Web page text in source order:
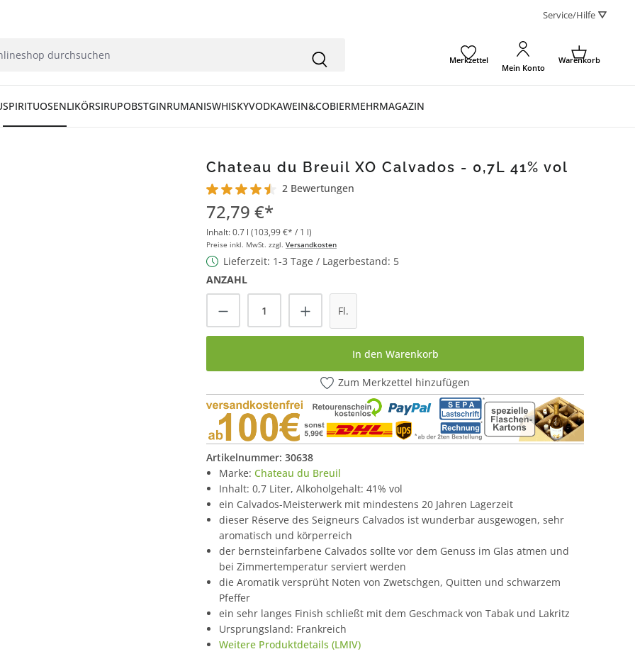
Service/Hilfe ⛛
Merkzettel
Mein Konto
Warenkorb
SPIRITUOSENLIKÖRSIRUPOBSTGINRUMANISWHISKYVODKAWEIN&COBIERMEHRMAGAZIN
Chateau du Breuil XO Calvados - 0,7L 41% vol
Durchschnittliche Bewertung von 4.5 von 5 Sternen
2 Bewertungen
72,79 €*
Inhalt:0.7 l (103,99 €* / 1 l)
Preise inkl. MwSt. zzgl. Versandkosten
Lieferzeit: 1-3 Tage / Lagerbestand: 5
ANZAHL
Produkt Anzahl: Gib den gewünschten Wert ein
Fl.
In den Warenkorb
Zum Merkzettel hinzufügen
Artikelnummer: 30638
Marke: Chateau du Breuil
Inhalt: 0,7 Liter, Alkoholgehalt: 41% vol
ein Calvados-Meisterwerk mit mindestens 20 Jahren Lagerzeit
dieser Réserve des Seigneurs Calvados ist wunderbar ausgewogen, sehr
aromatisch und körperreich
der bernsteinfarbene Calvados sollte vor dem Genuss im Glas atmen und
bei Zimmertemperatur serviert werden
die Aromatik versprüht Noten von Zwetschgen, Quitten und schwarzem
Pfeffer
ein sehr langes Finish schließt mit dem Geschmack von Tabak und Lakritz
Ursprungsland: Frankreich
Weitere Produktdetails (LMIV)